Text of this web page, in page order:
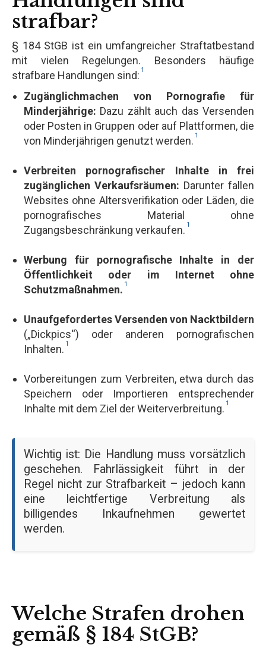
strafbar?
§ 184 StGB ist ein umfangreicher Straftatbestand
mit vielen Regelungen. Besonders häufige
strafbare Handlungen sind: 1
Zugänglichmachen von Pornografie für
Minderjährige: Dazu zählt auch das Versenden
oder Posten in Gruppen oder auf Plattformen, die
von Minderjährigen genutzt werden. 1
Verbreiten pornografischer Inhalte in frei
zugänglichen Verkaufsräumen: Darunter fallen
Websites ohne Altersverifikation oder Läden, die
pornografisches Material ohne
Zugangsbeschränkung verkaufen. 1
Werbung für pornografische Inhalte in der
Öffentlichkeit oder im Internet ohne
Schutzmaßnahmen. 1
Unaufgefordertes Versenden von Nacktbildern
(„Dickpics“) oder anderen pornografischen
Inhalten. 1
Vorbereitungen zum Verbreiten, etwa durch das
Speichern oder Importieren entsprechender
Inhalte mit dem Ziel der Weiterverbreitung. 1
Wichtig ist: Die Handlung muss vorsätzlich
geschehen. Fahrlässigkeit führt in der
Regel nicht zur Strafbarkeit – jedoch kann
eine leichtfertige Verbreitung als
billigendes Inkaufnehmen gewertet
werden.
Welche Strafen drohen
gemäß § 184 StGB?